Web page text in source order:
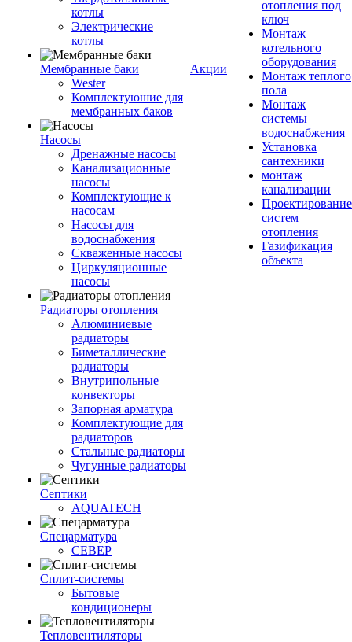
котлы
Электрические
котлы
Мембранные баки
Wester
Комплектуюшие для
мембранных баков
Насосы
Дренажные насосы
Канализационные
насосы
Комплектующие к
насосам
Насосы для
водоснабжения
Скваженные насосы
Циркуляционные
насосы
Радиаторы отопления
Алюминиевые
радиаторы
Биметаллические
радиаторы
Внутрипольные
конвекторы
Запорная арматура
Комплектующие для
радиаторов
Стальные радиаторы
Чугунные радиаторы
Септики
AQUATECH
Спецарматура
СЕВЕР
Сплит-системы
Бытовые
кондиционеры
Тепловентиляторы
Акции
отопления под
ключ
Монтаж
котельного
оборудования
Монтаж теплого
пола
Монтаж
системы
водоснабжения
Установка
сантехники
монтаж
канализации
Проектирование
систем
отопления
Газификация
объекта